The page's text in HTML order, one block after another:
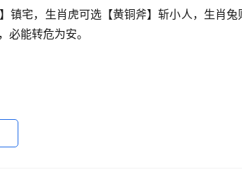
镇宅，生肖虎可选【黄铜斧】斩小人，生肖兔
必能转危为安。